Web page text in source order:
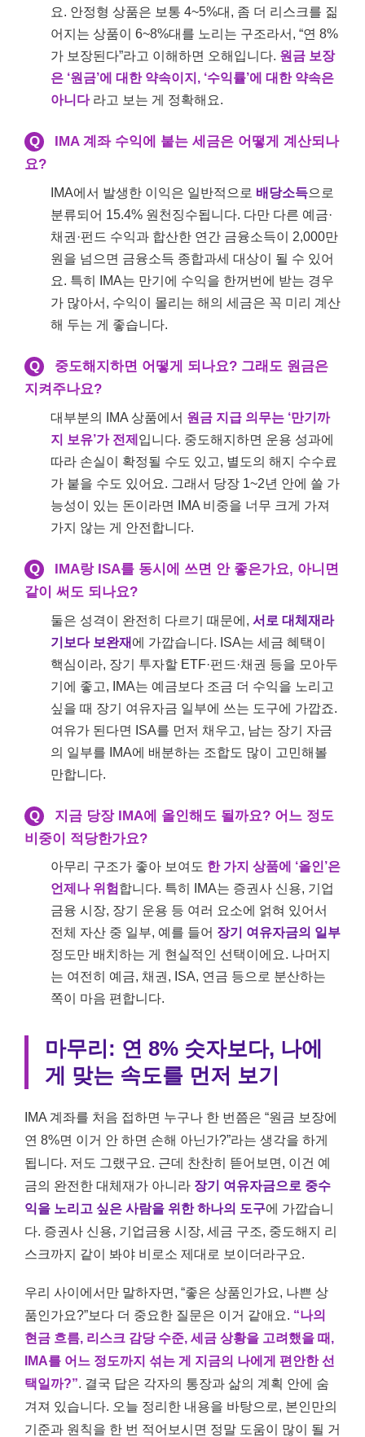
요. 안정형 상품은 보통 4~5%대, 좀 더 리스크를 짊
어지는 상품이 6~8%대를 노리는 구조라서, “연 8%
가 보장된다”라고 이해하면 오해입니다. 원금 보장
은 ‘원금’에 대한 약속이지, ‘수익률’에 대한 약속은
아니다라고 보는 게 정확해요.
Q
IMA 계좌 수익에 붙는 세금은 어떻게 계산되나
요?
IMA에서 발생한 이익은 일반적으로 배당소득으로
분류되어 15.4% 원천징수됩니다. 다만 다른 예금·
채권·펀드 수익과 합산한 연간 금융소득이 2,000만
원을 넘으면 금융소득 종합과세 대상이 될 수 있어
요. 특히 IMA는 만기에 수익을 한꺼번에 받는 경우
가 많아서, 수익이 몰리는 해의 세금은 꼭 미리 계산
해 두는 게 좋습니다.
Q
중도해지하면 어떻게 되나요? 그래도 원금은
지켜주나요?
대부분의 IMA 상품에서 원금 지급 의무는 ‘만기까
지 보유’가 전제 입니다. 중도해지하면 운용 성과에
따라 손실이 확정될 수도 있고, 별도의 해지 수수료
가 붙을 수도 있어요. 그래서 당장 1~2년 안에 쓸 가
능성이 있는 돈이라면 IMA 비중을 너무 크게 가져
가지 않는 게 안전합니다.
Q
IMA랑 ISA를 동시에 쓰면 안 좋은가요, 아니면
같이 써도 되나요?
둘은 성격이 완전히 다르기 때문에, 서로 대체재라
기보다 보완재 에 가깝습니다. ISA는 세금 혜택이
핵심이라, 장기 투자할 ETF·펀드·채권 등을 모아두
기에 좋고, IMA는 예금보다 조금 더 수익을 노리고
싶을 때 장기 여유자금 일부에 쓰는 도구에 가깝죠.
여유가 된다면 ISA를 먼저 채우고, 남는 장기 자금
의 일부를 IMA에 배분하는 조합도 많이 고민해볼
만합니다.
Q
지금 당장 IMA에 올인해도 될까요? 어느 정도
비중이 적당한가요?
아무리 구조가 좋아 보여도 한 가지 상품에 ‘올인’은
언제나 위험 합니다. 특히 IMA는 증권사 신용, 기업
금융 시장, 장기 운용 등 여러 요소에 얽혀 있어서
전체 자산 중 일부, 예를 들어 장기 여유자금의 일부
정도만 배치하는 게 현실적인 선택이에요. 나머지
는 여전히 예금, 채권, ISA, 연금 등으로 분산하는
쪽이 마음 편합니다.
마무리: 연 8% 숫자보다, 나에
게 맞는 속도를 먼저 보기
IMA 계좌를 처음 접하면 누구나 한 번쯤은 “원금 보장에
연 8%면 이거 안 하면 손해 아닌가?”라는 생각을 하게
됩니다. 저도 그랬구요. 근데 찬찬히 뜯어보면, 이건 예
금의 완전한 대체재가 아니라 장기 여유자금으로 중수
익을 노리고 싶은 사람을 위한 하나의 도구에 가깝습니
다. 증권사 신용, 기업금융 시장, 세금 구조, 중도해지 리
스크까지 같이 봐야 비로소 제대로 보이더라구요.
우리 사이에서만 말하자면, “좋은 상품인가요, 나쁜 상
품인가요?”보다 더 중요한 질문은 이거 같애요. “나의
현금 흐름, 리스크 감당 수준, 세금 상황을 고려했을 때,
IMA를 어느 정도까지 섞는 게 지금의 나에게 편안한 선
택일까?”. 결국 답은 각자의 통장과 삶의 계획 안에 숨
겨져 있습니다. 오늘 정리한 내용을 바탕으로, 본인만의
기준과 원칙을 한 번 적어보시면 정말 도움이 많이 될 거